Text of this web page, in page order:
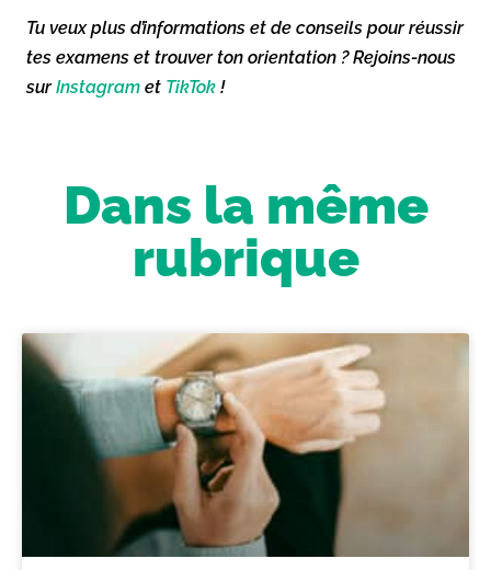
Tu veux plus d’informations et de conseils pour réussir
tes examens et trouver ton orientation ? Rejoins-nous
surInstagram et TikTok !
Dans la même
rubrique